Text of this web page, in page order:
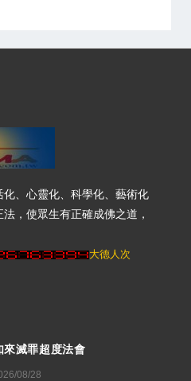
、心靈化、科學化、藝術化
，使眾生有正確成佛之道，
大德人次
來滅罪超度法會
08/28